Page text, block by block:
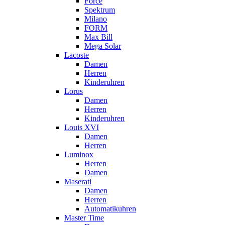
Spektrum
Milano
FORM
Max Bill
Mega Solar
Lacoste
Damen
Herren
Kinderuhren
Lorus
Damen
Herren
Kinderuhren
Louis XVI
Damen
Herren
Luminox
Herren
Damen
Maserati
Damen
Herren
Automatikuhren
Master Time